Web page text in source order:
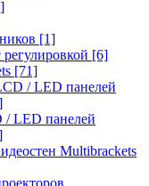
[1]
[6]
[71]
/ LED панелей
/ LED панелей
Multibrackets